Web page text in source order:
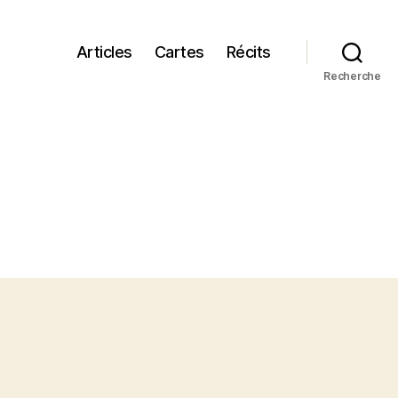
Articles Cartes Récits
Recherche